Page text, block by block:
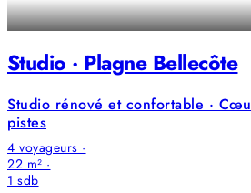
Studio · Plagne Bellecôte
Studio rénové et confortable ·
pistes
4 voyageurs ·
22 m² ·
1sdb